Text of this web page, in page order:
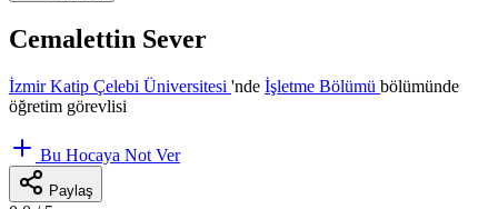
Cemalettin Sever
İzmir Katip Çelebi Üniversitesi 'nde İşletme Bölümü bölümünde
öğretim görevlisi
Bu Hocaya Not Ver
Paylaş